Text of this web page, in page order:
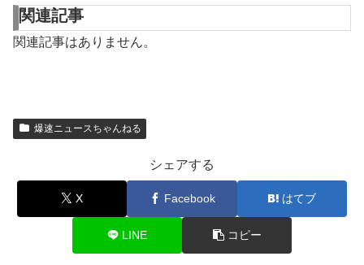
関連記事
関連記事はありません。
爆速ニュースちゃんねる
シェアする
X Facebook はてブ
LINE コピー